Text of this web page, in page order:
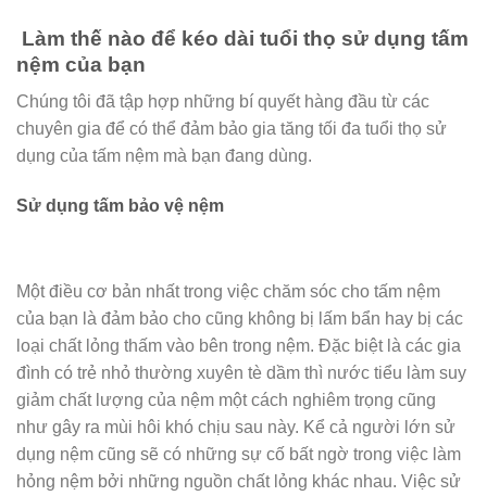
Làm thế nào để kéo dài tuổi thọ sử dụng tấm
nệm của bạn
Chúng tôi đã tập hợp những bí quyết hàng đầu từ các
chuyên gia để có thể đảm bảo gia tăng tối đa tuổi thọ sử
dụng của tấm nệm mà bạn đang dùng.
Sử dụng tấm bảo vệ nệm
Một điều cơ bản nhất trong việc chăm sóc cho tấm nệm
của bạn là đảm bảo cho cũng không bị lấm bẩn hay bị các
loại chất lỏng thấm vào bên trong nệm. Đặc biệt là các gia
đình có trẻ nhỏ thường xuyên tè dầm thì nước tiểu làm suy
giảm chất lượng của nệm một cách nghiêm trọng cũng
như gây ra mùi hôi khó chịu sau này. Kể cả người lớn sử
dụng nệm cũng sẽ có những sự cố bất ngờ trong việc làm
hỏng nệm bởi những nguồn chất lỏng khác nhau. Việc sử